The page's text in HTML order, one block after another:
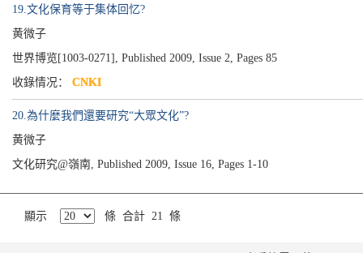
19.文化保育等于集体回忆?
黄微子
世界博览[1003-0271], Published 2009, Issue 2, Pages 85
收錄情况： CNKI
20.為什麼我們還要研究“大眾文化”?
黄微子
文化研究@嶺南, Published 2009, Issue 16, Pages 1-10
顯示 條 合計 21 條